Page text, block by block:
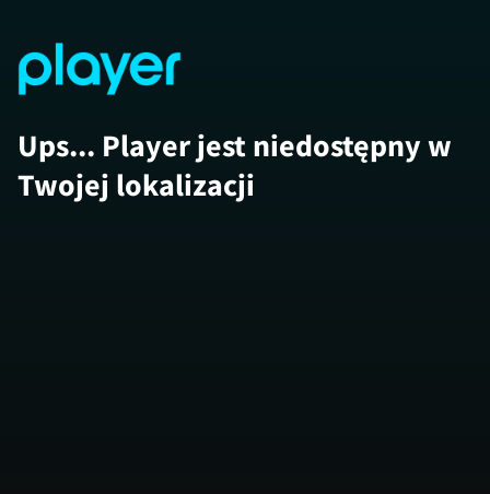
Ups... Player jest niedostępny w
Twojej lokalizacji